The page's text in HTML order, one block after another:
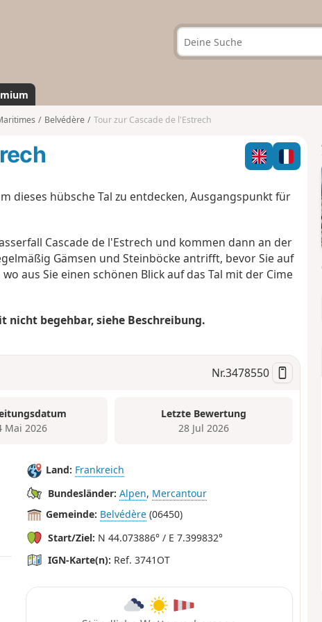
Belvédère Tour zur Cascade de l'Estrech
dieses hübsche Tal zu entdecken, Ausgangspunkt für
Cascade de l'Estrech und kommen dann an der
Gämsen und Steinböcke antrifft, bevor Sie auf
aus Sie einen schönen Blick auf das Tal mit der Cime
nicht begehbar, siehe Beschreibung.
Nr.3478550
Mai 2026
Letzte Bewertung
28 Jul 2026
Land: Frankreich
Bundesländer: Alpen, Mercantour
Gemeinde: Belvédère (06450)
Start/Ziel: N 44.073886° / E 7.399832°
IGN-Karte(n): Ref. 3741OT